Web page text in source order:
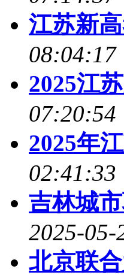
江苏新
08:04:17
2025江
07:20:54
2025年
02:41:33
吉林城
2025-05-
北京联